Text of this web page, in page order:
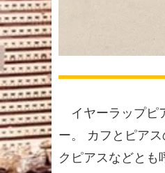
イヤーラップピ
ー。 カフとピア
クピアスなどとも